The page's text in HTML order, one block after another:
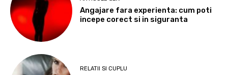
Angajare fara experienta: cum poti
incepe corect si in siguranta
RELATII SI CUPLU